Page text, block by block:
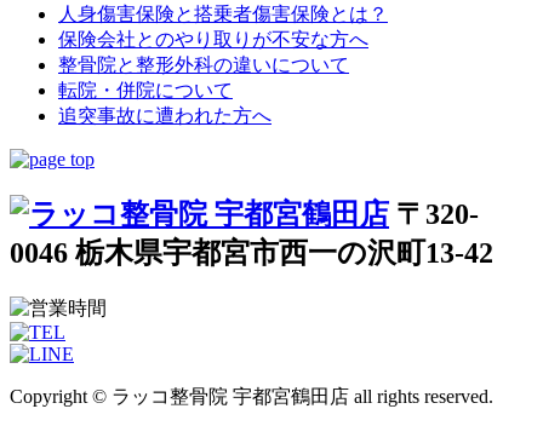
人身傷害保険と搭乗者傷害保険とは？
保険会社とのやり取りが不安な方へ
整骨院と整形外科の違いについて
転院・併院について
追突事故に遭われた方へ
〒320-
0046 栃木県宇都宮市西一の沢町13-42
Copyright © ラッコ整骨院 宇都宮鶴田店 all rights reserved.